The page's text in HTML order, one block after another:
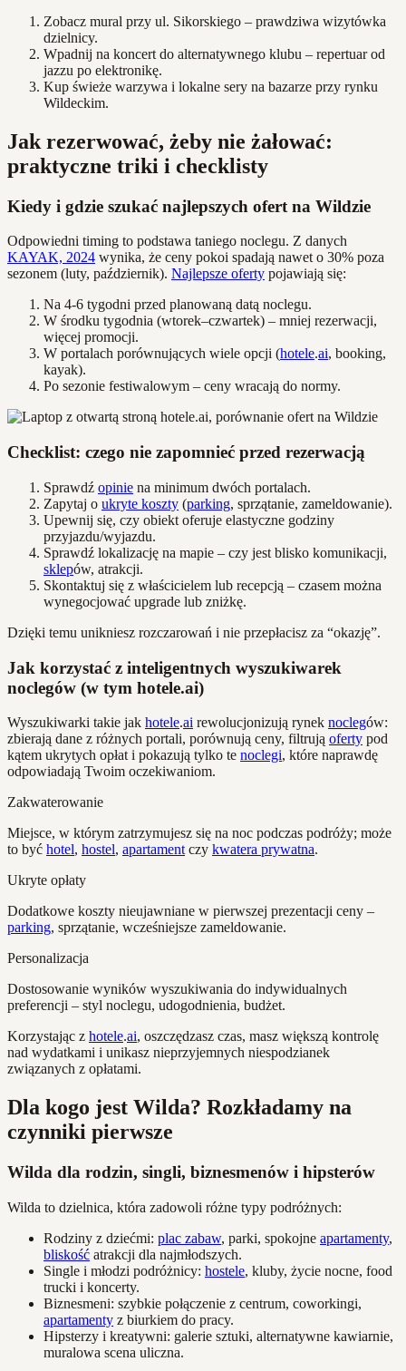
Zobacz mural przy ul. Sikorskiego – prawdziwa wizytówka
dzielnicy.
Wpadnij na koncert do alternatywnego klubu – repertuar od
jazzu po elektronikę.
Kup świeże warzywa i lokalne sery na bazarze przy rynku
Wildeckim.
Jak rezerwować, żeby nie żałować:
praktyczne triki i checklisty
Kiedy i gdzie szukać najlepszych ofert na Wildzie
Odpowiedni timing to podstawa taniego noclegu. Z danych
KAYAK, 2024 wynika, że ceny pokoi spadają nawet o 30% poza
sezonem (luty, październik). Najlepsze oferty pojawiają się:
Na 4-6 tygodni przed planowaną datą noclegu.
W środku tygodnia (wtorek–czwartek) – mniej rezerwacji,
więcej promocji.
W portalach porównujących wiele opcji (hotele.ai, booking,
kayak).
Po sezonie festiwalowym – ceny wracają do normy.
Checklist: czego nie zapomnieć przed rezerwacją
Sprawdź opinie na minimum dwóch portalach.
Zapytaj o ukryte koszty (parking, sprzątanie, zameldowanie).
Upewnij się, czy obiekt oferuje elastyczne godziny
przyjazdu/wyjazdu.
Sprawdź lokalizację na mapie – czy jest blisko komunikacji,
sklepów, atrakcji.
Skontaktuj się z właścicielem lub recepcją – czasem można
wynegocjować upgrade lub zniżkę.
Dzięki temu unikniesz rozczarowań i nie przepłacisz za “okazję”.
Jak korzystać z inteligentnych wyszukiwarek
noclegów (w tym hotele.ai)
Wyszukiwarki takie jak hotele.ai rewolucjonizują rynek noclegów:
zbierają dane z różnych portali, porównują ceny, filtrują oferty pod
kątem ukrytych opłat i pokazują tylko te noclegi, które naprawdę
odpowiadają Twoim oczekiwaniom.
Zakwaterowanie
Miejsce, w którym zatrzymujesz się na noc podczas podróży; może
to być hotel, hostel, apartament czy kwatera prywatna.
Ukryte opłaty
Dodatkowe koszty nieujawniane w pierwszej prezentacji ceny –
parking, sprzątanie, wcześniejsze zameldowanie.
Personalizacja
Dostosowanie wyników wyszukiwania do indywidualnych
preferencji – styl noclegu, udogodnienia, budżet.
Korzystając z hotele.ai, oszczędzasz czas, masz większą kontrolę
nad wydatkami i unikasz nieprzyjemnych niespodzianek
związanych z opłatami.
Dla kogo jest Wilda? Rozkładamy na
czynniki pierwsze
Wilda dla rodzin, singli, biznesmenów i hipsterów
Wilda to dzielnica, która zadowoli różne typy podróżnych:
Rodziny z dziećmi: plac zabaw, parki, spokojne apartamenty,
bliskość atrakcji dla najmłodszych.
Single i młodzi podróżnicy: hostele, kluby, życie nocne, food
trucki i koncerty.
Biznesmeni: szybkie połączenie z centrum, coworkingi,
apartamenty z biurkiem do pracy.
Hipsterzy i kreatywni: galerie sztuki, alternatywne kawiarnie,
muralowa scena uliczna.